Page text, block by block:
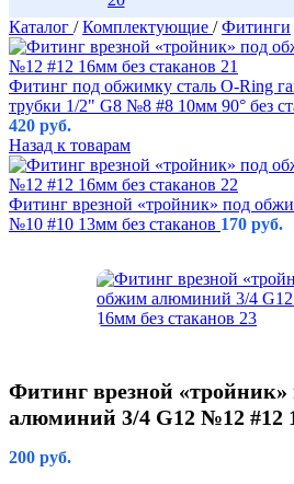
Каталог / Комплектующие / Фитинги
Фитинг под обжимку сталь O-Ring
трубки 1/2" G8 №8 #8 10мм 90° без
420 руб.
Назад к товарам
Фитинг врезной «тройник» под
№10 #10 13мм без стаканов 170 руб.
Фитинг врезной
алюминий 3/4 G12 №12 #12
200 руб.